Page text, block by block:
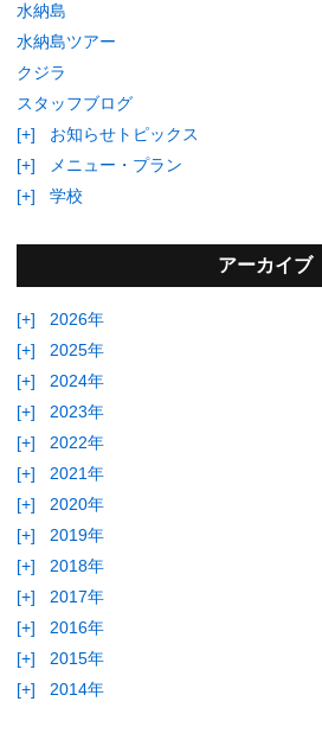
水納島
水納島ツアー
クジラ
スタッフブログ
[+]
お知らせトピックス
[+]
メニュー・プラン
[+]
学校
アーカイブ
[+]
2026年
[+]
2025年
[+]
2024年
[+]
2023年
[+]
2022年
[+]
2021年
[+]
2020年
[+]
2019年
[+]
2018年
[+]
2017年
[+]
2016年
[+]
2015年
[+]
2014年